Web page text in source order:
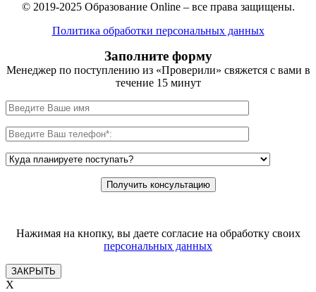
© 2019-2025 Образование Online – все права защищены.
Политика обработки персональных данных
Заполните форму
Менеджер по поступлению из «Проверили» свяжется с вами в
течение 15 минут
Нажимая на кнопку, вы даете согласие на обработку своих
персональных данных
ЗАКРЫТЬ
X